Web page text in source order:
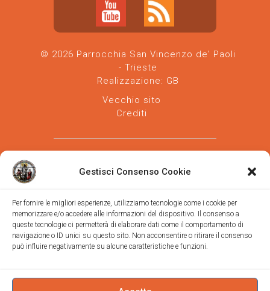
Gestisci Consenso Cookie
Per fornire le migliori esperienze, utilizziamo tecnologie come i cookie per
memorizzare e/o accedere alle informazioni del dispositivo. Il consenso a
queste tecnologie ci permetterà di elaborare dati come il comportamento di
navigazione o ID unici su questo sito. Non acconsentire o ritirare il consenso
può influire negativamente su alcune caratteristiche e funzioni.
© 2026 Parrocchia San Vincenzo de' Paoli
- Trieste
Realizzazione: GB
Vecchio sito
Crediti
Parrocchia san Vincenzo de' Paoli-Diocesi
di Trieste
via Vittorino da Feltre, 11 (chiesa)
Trieste